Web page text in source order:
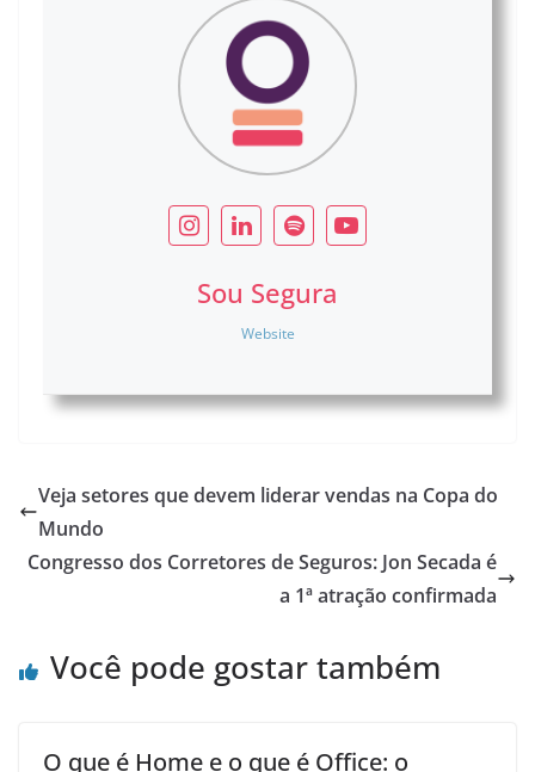
Sou Segura
Website
Veja setores que devem liderar vendas na Copa do
Mundo
Congresso dos Corretores de Seguros: Jon Secada é
a 1ª atração confirmada
Você pode gostar também
O que é Home e o que é Office: o